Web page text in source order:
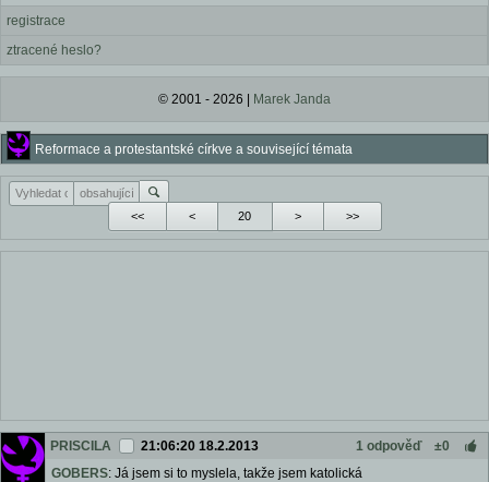
registrace
ztracené heslo?
© 2001 - 2026 | Marek Janda
Reformace a protestantské církve a související témata
<< < > >>
PRISCILA 21:06:20 18.2.2013 1 odpověď
±0
GOBERS: Já jsem si to myslela, takže jsem katolická